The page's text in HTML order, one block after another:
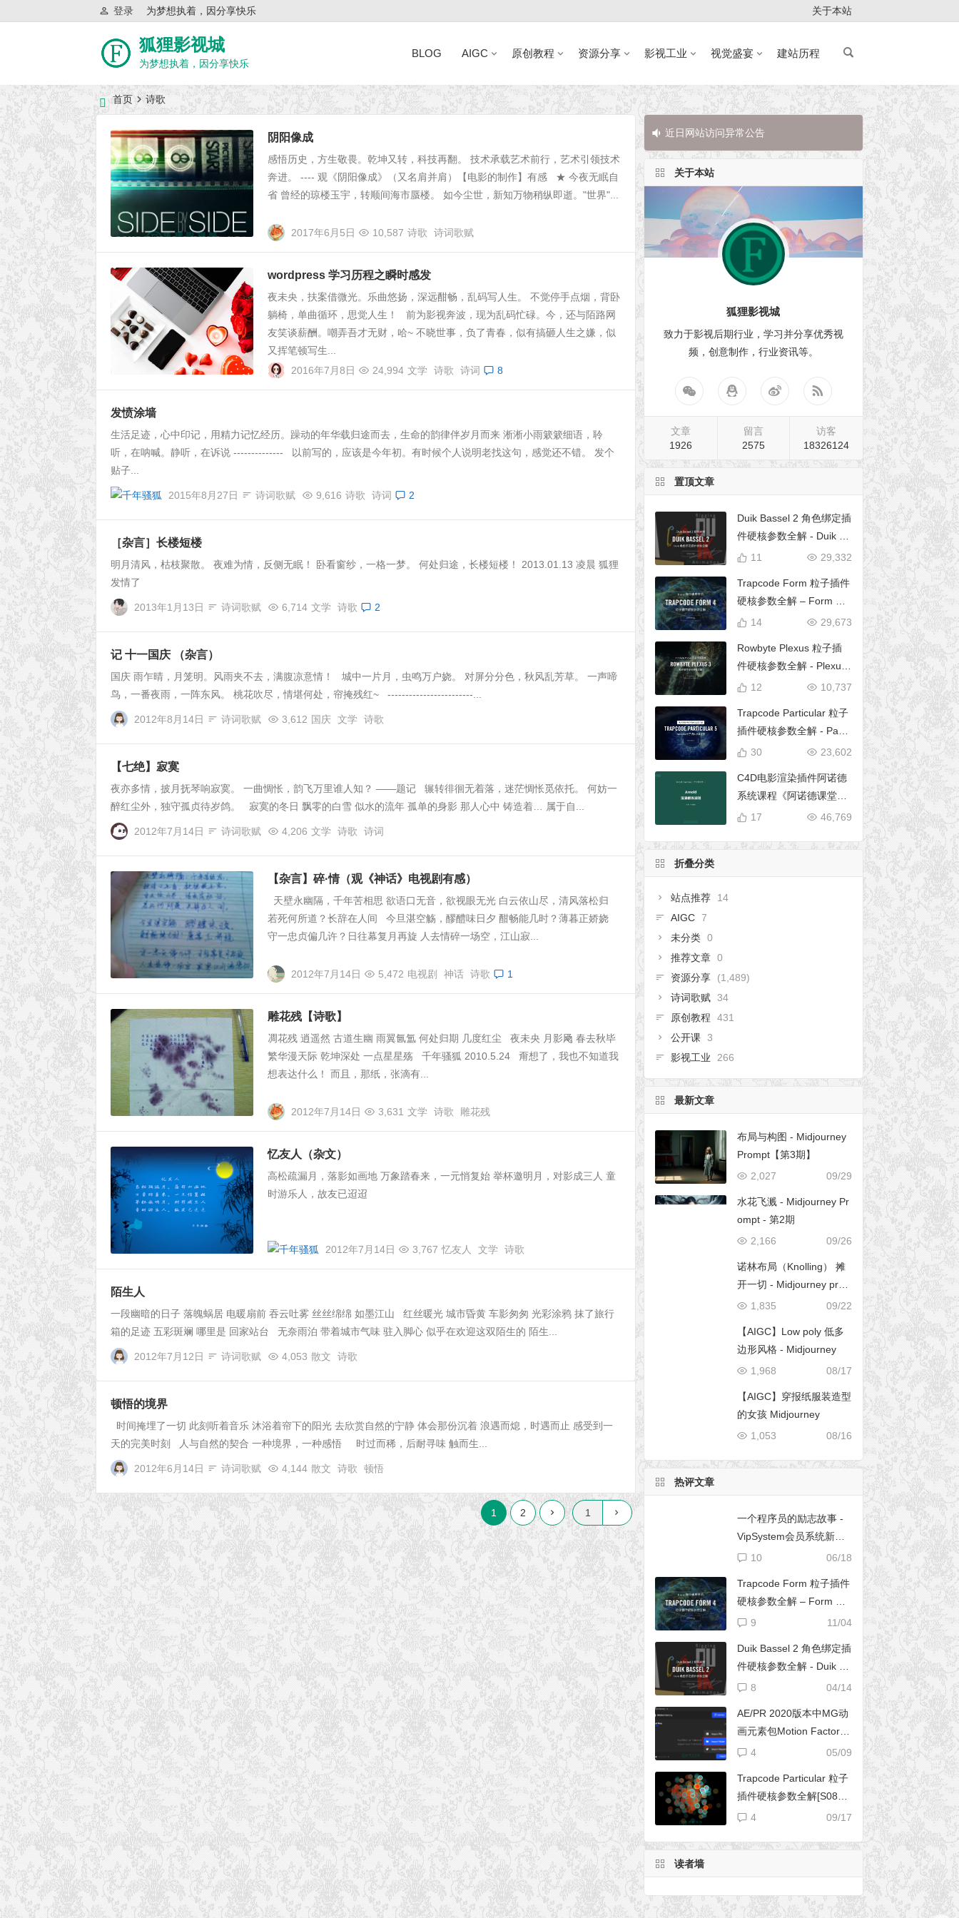
为梦想执着，因分享快乐
登录 关于本站
狐狸影视城
为梦想执着，因分享快乐
BLOG AIGC 原创教程 资源分享 影视工业 视觉盛宴 建站历程
首页 诗歌
阴阳像成
感悟历史，方生敬畏。乾坤又转，科技再翻。 技术承载艺术前行，艺术引领技术
奔进。 ---- 观《阴阳像成》（又名肩并肩）【电影的制作】有感 ★ 今夜无眠自
省 曾经的琼楼玉宇，转顺间海市蜃楼。 如今尘世，新知万物稍纵即逝。"世界"...
2017年6月5日 10,587 诗歌 诗词歌赋
wordpress 学习历程之瞬时感发
夜未央，扶案借微光。乐曲悠扬，深远酣畅，乱码写人生。 不觉停手点烟，背卧
躺椅，单曲循环，思觉人生！ 前为影视奔波，现为乱码忙碌。今，还与陌路网
友笑谈薪酬。嘲弄吾才无财，哈~ 不晓世事，负了青春，似有搞砸人生之嫌，似
又挥笔顿写生...
2016年7月8日
24,994 文学 诗歌 诗词 8
发愤涂墙
生活足迹，心中印记，用精力记忆经历。躁动的年华载归途而去，生命的韵律伴岁月而来 淅淅小雨簌簌细语，聆
听，在呐喊。静听，在诉说 -------------- 以前写的，应该是今年初。有时候个人说明老找这句，感觉还不错。 发个
贴子...
2015年8月27日 诗词歌赋 9,616 诗歌 诗词 2
［杂言］长楼短楼
明月清风，枯枝聚散。 夜难为情，反侧无眠！ 卧看窗纱，一格一梦。 何处归途，长楼短楼！ 2013.01.13 凌晨 狐狸
发情了
2013年1月13日 诗词歌赋 6,714 文学 诗歌 2
记 十一国庆 （杂言）
国庆 雨乍晴，月笼明。风雨夹不去，满腹凉意情！ 城中一片月，虫鸣万户娆。 对屏分分色，秋风乱芳草。 一声啼
鸟，一番夜雨，一阵东风。 桃花吹尽，情堪何处，帘掩残红~ ------------------------...
2012年8月14日 诗词歌赋 3,612 国庆 文学 诗歌
【七绝】寂寞
夜亦多情，披月抚琴响寂寞。 一曲惆怅，韵飞万里谁人知？ ——题记 辗转徘徊无着落，迷茫惆怅觅依托。 何妨一
醉红尘外，独守孤贞待岁鸽。 寂寞的冬日 ­飘零的白雪 似水的流年 ­孤单的身影 那人心中 铸造着… 属于自...
2012年7月14日 诗词歌赋 4,206 文学 诗歌 诗词
【杂言】碎·情（观《神话》电视剧有感）
天壁永幽隔，千年苦相思 欲语口无音，欲视眼无光 白云依山尽，清风落松归
若死何所道？长辞在人间 今旦湛空觞，醪醴味日夕 酣畅能几时？薄暮正娇娆
守一忠贞偏几许？日往幕复月再旋 人去情碎一场空，江山寂...
2012年7月14日 5,472 电视剧 神话 诗歌 1
雕花残【诗歌】
凋花残 逍遥然 古道生幽 雨翼氤氲 何处归期 几度红尘 夜未央 月影飏 春去秋毕
繁华漫天际 乾坤深处 一点星星殇 千年骚狐 2010.5.24 甭想了，我也不知道我
想表达什么！ 而且，那纸，张滴有...
2012年7月14日 3,631 文学 诗歌 雕花残
忆友人（杂文）
高松疏漏月，落影如画地 万象踏春来，一元悄复始 举杯邀明月，对影成三人 童
时游乐人，故友已迢迢
2012年7月14日 3,767 忆友人 文学 诗歌
陌生人
一段幽暗的日子 落魄蜗居 电暖扇前 吞云吐雾 丝丝绵绵 如墨江山 红丝暖光 城市昏黄 车影匆匆 光彩涂鸦 抹了旅行
箱的足迹 五彩斑斓 哪里是 回家站台 无奈雨泊 带着城市气味 驻入脚心 似乎在欢迎这双陌生的 陌生...
2012年7月12日 诗词歌赋 4,053 散文 诗歌
顿悟的境界
时间掩埋了一切 此刻听着音乐 沐浴着帘下的阳光 去欣赏自然的宁静 体会那份沉着 浪遇而熄，时遇而止 感受到一
天的完美时刻 人与自然的契合 一种境界，一种感悟 时过而稀，后耐寻味 触而生...
2012年6月14日 诗词歌赋 4,144 散文 诗歌 顿悟
1 2
近日网站访问异常公告 近日网站访问异常公告 近日网站访问
关于本站
狐狸影视城
致力于影视后期行业，学习并分享优秀视
频，创意制作，行业资讯等。
文章
1926
留言
2575
访客
18326124
置顶文章
Duik Bassel 2 角色绑定插
件硬核参数全解 - Duik 16
完全使用手册
29,332
11
Trapcode Form 粒子插件
硬核参数全解 – Form 完
全使用手册
29,673
14
Rowbyte Plexus 粒子插
件硬核参数全解 - Plexus
完全使用手册
10,737
12
Trapcode Particular 粒子
插件硬核参数全解 - Parti
cular 5 完全使用手册23,602
30
C4D电影渲染插件阿诺德
系统课程《阿诺德课堂之
玉清境》
46,769
17
折叠分类
站点推荐
14
AIGC 7
未分类 0
推荐文章 0
资源分享
(1,489)
诗词歌赋 34
原创教程
431
公开课 3
影视工业
266
最新文章
布局与构图 - Midjourney
Prompt【第3期】
09/29
2,027
水花飞溅 - Midjourney Pr
ompt - 第2期
09/26
2,166
诺林布局（Knolling） 摊
开一切 - Midjourney pro
mpt
09/22
1,835
【AIGC】Low poly 低多
边形风格 - Midjourney
08/17
1,968
【AIGC】穿报纸服装造型
的女孩 Midjourney
08/16
1,053
热评文章
一个程序员的励志故事 -
VipSystem会员系统新版
开发
06/18
10
Trapcode Form 粒子插件
硬核参数全解 – Form 完
全使用手册
11/04
9
Duik Bassel 2 角色绑定插
件硬核参数全解 - Duik 16
完全使用手册
04/14
8
AE/PR 2020版本中MG动
画元素包Motion Factory
脚本无法导入文件夹05/09
4
Trapcode Particular 粒子
插件硬核参数全解[S08E0
2] – 阴影设置（Shadowle
09/17
4
读者墙